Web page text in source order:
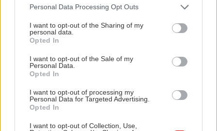
Please note that this website/app uses one or more Google
not limited to your visit or usage behaviour. You may click to
grant or deny consent to Google and its third-party tags to
use your data for below specified purposes in below Google
consent section.
Personal Data Processing Opt Outs
I want to opt-out of the Sharing of my
personal data.
Opted In
I want to opt-out of the Sale of my
Personal Data.
Opted In
I want to opt-out of processing my
Personal Data for Targeted Advertising.
Opted In
I want to opt-out of Collection, Use,
αποτύχεις, να εκτεθείς, να κάνεις ένα ανόητο
αστείο ή να εκφράσεις ένα άγουρο και βαθιά
ειλικρινές συναίσθημα μιας ένοχης έως τώρα
της κοινωνικής καταδίκης.
Το Post-Κριντζ κήρυξε ουσιαστικά τη λήξη ενός
κουραστικού, αέναου πολέμου ψηφιακών
επικρίσεων. Μέσα σε ένα ψηφιακό περιβάλλον